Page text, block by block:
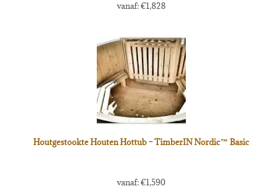
vanaf:€1,828
Houtgestookte Houten Hottub – TimberIN Nordic™ Basic
vanaf:€1,590